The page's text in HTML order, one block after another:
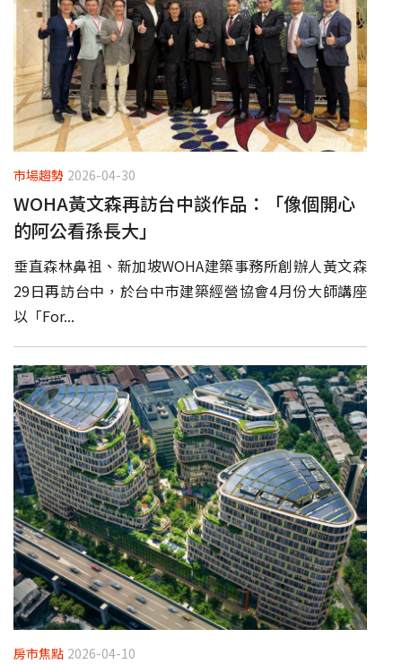
市場趨勢 2026-04-30
WOHA黃文森再訪台中談作品：「像個開心
的阿公看孫長大」
垂直森林鼻祖、新加坡WOHA建築事務所創辦人黃文森
29日再訪台中，於台中市建築經營協會4月份大師講座
以「For...
房市焦點 2026-04-10